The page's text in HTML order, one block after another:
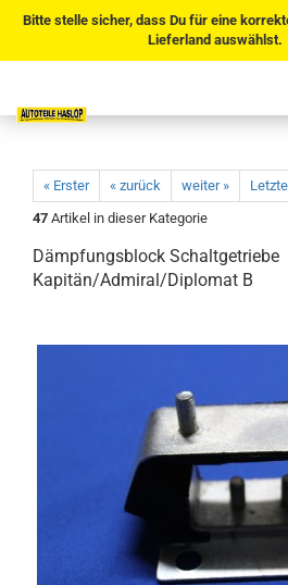
Bitte stelle sicher, dass Du für eine
Lieferland auswählst.
« Erster « zurück weiter »
47 Artikel in dieser Kategorie
Dämpfungsblock Schaltgetriebe
Kapitän/Admiral/Diplomat B